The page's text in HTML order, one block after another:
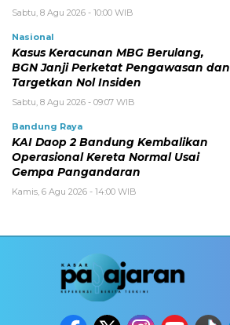
Sabtu, 8 Agu 2026 - 10:00 WIB
Nasional
Kasus Keracunan MBG Berulang,
BGN Janji Perketat Pengawasan dan
Targetkan Nol Insiden
Sabtu, 8 Agu 2026 - 09:07 WIB
Bandung Raya
KAI Daop 2 Bandung Kembalikan
Operasional Kereta Normal Usai
Gempa Pangandaran
Kamis, 6 Agu 2026 - 14:00 WIB